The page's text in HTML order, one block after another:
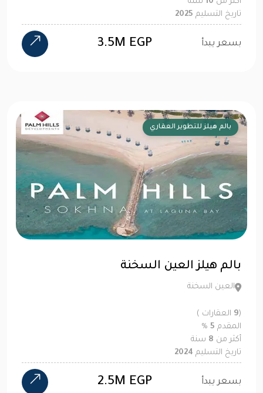
تاريخ التسليم 2025
بسعر يبدأ 3.5M EGP
بالم هيلز للتطوير العقاري
بالم هيلز العين السخنة
العين السخنة
(
9 العقارات )
المقدم 5
%
أكثر من 8 سنة
تاريخ التسليم 2024
بسعر يبدأ 2.5M EGP